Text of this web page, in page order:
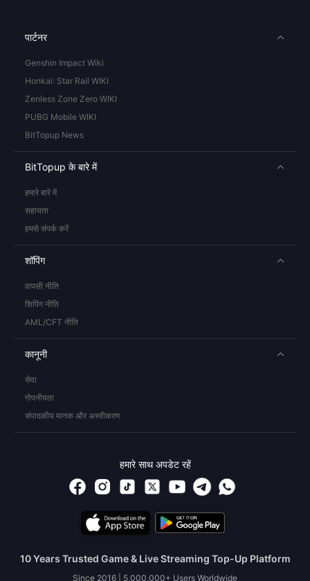
पार्टनर
Genshin Impact Wiki
Honkai: Star Rail WIKI
Zenless Zone Zero WIKI
PUBG Mobile WIKI
BitTopup News
BitTopup के बारे में
हमारे बारे में
सहायता
हमसे संपर्क करें
शॉपिंग
वापसी नीति
शिपिंग नीति
AML/CFT नीति
कानूनी
सेवा
गोपनीयता
संपादकीय मानक और अस्वीकरण
हमारे साथ अपडेट रहें
10 Years Trusted Game & Live Streaming Top-Up Platform
Since 2016 | 5,000,000+ Users Worldwide